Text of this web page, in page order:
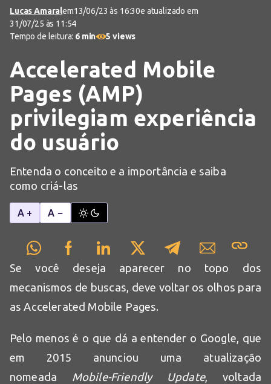
Lucas Amaralem13/06/23 às 16:30e atualizado em
31/07/25 às 11:54
Tempo de leitura: 6 min 5 views
Accelerated Mobile
Pages (AMP)
privilegiam experiência
do usuário
Entenda o conceito e a importância e saiba
como criá-las
A + A −
Se você deseja aparecer no topo dos
mecanismos de buscas, deve voltar os olhos para
as Accelerated Mobile Pages.
Pelo menos é o que dá a entender o Google, que
em 2015 anunciou uma atualização
nomeada Mobile-Friendly Update, voltada